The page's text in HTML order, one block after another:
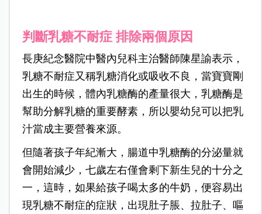
判斷乳糖不耐症 排除兩個原因
長庚紀念醫院中醫內兒科主治醫師陳星諭表示，
乳糖不耐症又稱乳糖消化或吸收不良，當寶寶剛
出生的時候，體內乳糖酶的產量很大，乳糖酶是
幫助分解乳糖的重要酵素，所以嬰幼兒可以把乳
汁當成主要營養來源。
但隨著孩子年紀漸大，腸道中乳糖酶的分泌量就
會開始減少，七歲左右僅會剩下新生兒的十分之
一，這時，如果給孩子喝太多的牛奶，便容易出
現乳糖不耐症的症狀，出現肚子脹、拉肚子、嘔